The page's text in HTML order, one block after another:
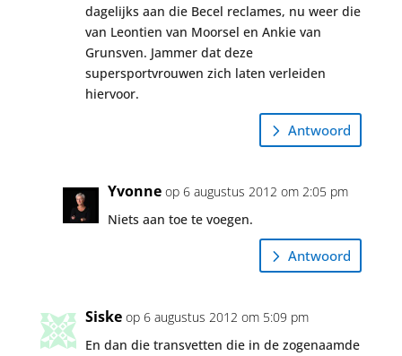
dagelijks aan die Becel reclames, nu weer die
van Leontien van Moorsel en Ankie van
Grunsven. Jammer dat deze
supersportvrouwen zich laten verleiden
hiervoor.
Antwoord
Yvonne op 6 augustus 2012 om 2:05 pm
Niets aan toe te voegen.
Antwoord
Siske op 6 augustus 2012 om 5:09 pm
En dan die transvetten die in de zogenaamde